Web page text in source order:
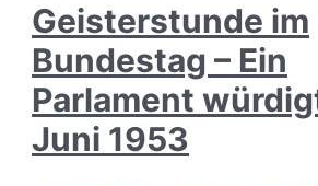
Geisterstunde im
Bundestag – Ein
Parlament
Juni 1953